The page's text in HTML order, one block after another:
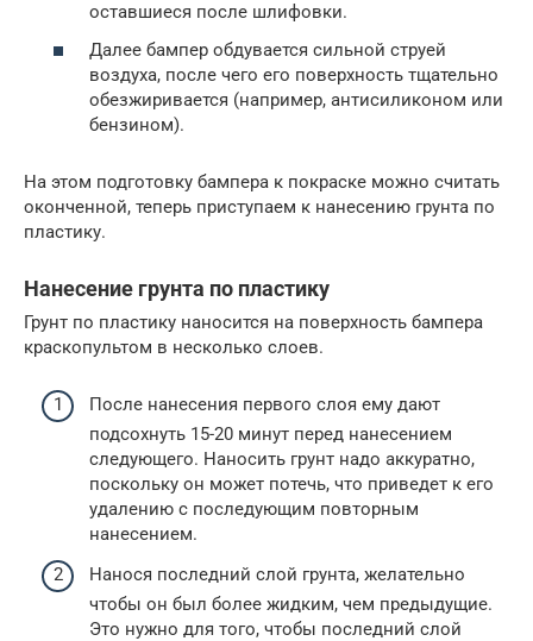
оставшиеся после шлифовки.
Далее бампер обдувается сильной струей
воздуха, после чего его поверхность тщательно
обезжиривается (например, антисиликоном или
бензином).
На этом подготовку бампера к покраске можно считать
оконченной, теперь приступаем к нанесению грунта по
пластику.
Нанесение грунта по пластику
Грунт по пластику наносится на поверхность бампера
краскопультом в несколько слоев.
После нанесения первого слоя ему дают
подсохнуть 15-20 минут перед нанесением
следующего. Наносить грунт надо аккуратно,
поскольку он может потечь, что приведет к его
удалению с последующим повторным
нанесением.
Нанося последний слой грунта, желательно
чтобы он был более жидким, чем предыдущие.
Это нужно для того, чтобы последний слой